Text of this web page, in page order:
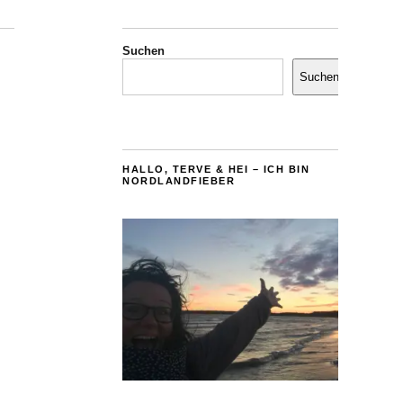
Suchen
Suchen
HALLO, TERVE & HEI – ICH BIN
NORDLANDFIEBER